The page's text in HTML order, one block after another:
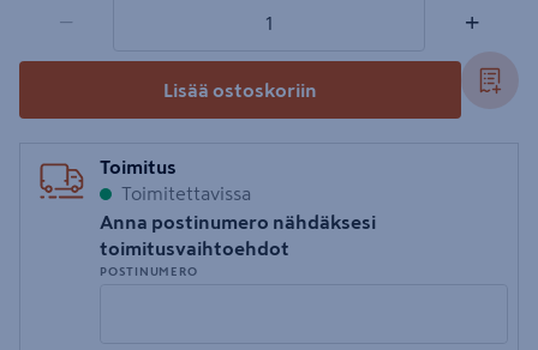
− +
Lisää ostoskoriin
Toimitus
Toimitettavissa
Anna postinumero nähdäksesi
toimitusvaihtoehdot
POSTINUMERO